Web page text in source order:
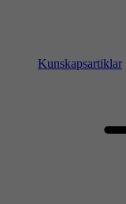
Kunskapsartiklar